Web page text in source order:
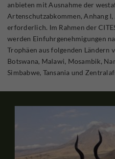
anbieten mit Ausnahme der
Artenschutzabkommen, Anhang
erforderlich. Im Rahmen der
werden Einfuhrgenehmigungen
Trophäen aus folgenden Ländern
Botswana, Malawi, Mosambik,
Simbabwe, Tansania und